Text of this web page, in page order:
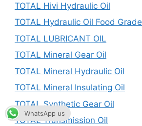
TOTAL Hivi Hydraulic Oil
TOTAL Hydraulic Oil Food Grade
TOTAL LUBRICANT OIL
TOTAL Mineral Gear Oil
TOTAL Mineral Hydraulic Oil
TOTAL Mineral Insulating Oil
TOTAL Synthetic Gear Oil
TOTAL Transmission Oil
WhatsApp us